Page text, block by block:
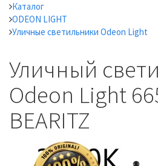
Каталог
ODEON LIGHT
Уличные светильники Odeon Light
Уличный
Odeon Light
BEARITZ